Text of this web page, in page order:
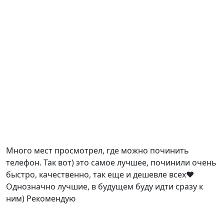
Много мест просмотрел, где можно починить
телефон. Так вот) это самое лучшее, починили очень
быстро, качественно, так еще и дешевле всех❤️
Однозначно лучшие, в будущем буду идти сразу к
ним) Рекомендую